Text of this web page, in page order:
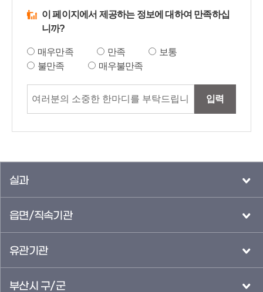
이 페이지에서 제공하는 정보에 대하여 만족하십
니까?
매우만족 만족
보통
불만족
매우불만족
입력
실과
읍면/직속기관
유관기관
부산시 구/군